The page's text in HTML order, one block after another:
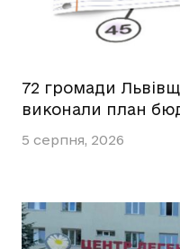
72 громади
виконали план
5 серпня, 2026